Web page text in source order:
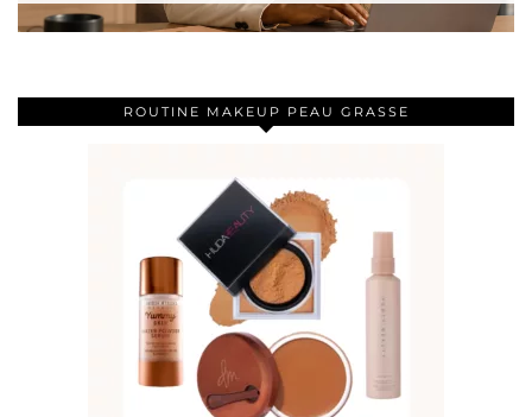
ROUTINE MAKEUP PEAU GRASSE